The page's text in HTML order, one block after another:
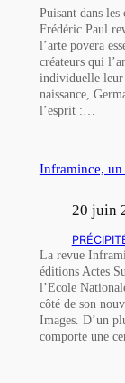
Puisant dans
Frédéric Paul
l’arte povera
créateurs qui
individuelle leur
naissance,
l’esprit :…
Inframince, un
20 juin
La revue
éditions Actes
l’Ecole
côté de son
Images. D’un
comporte une